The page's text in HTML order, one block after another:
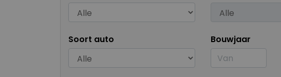
Soort auto Bouwjaar